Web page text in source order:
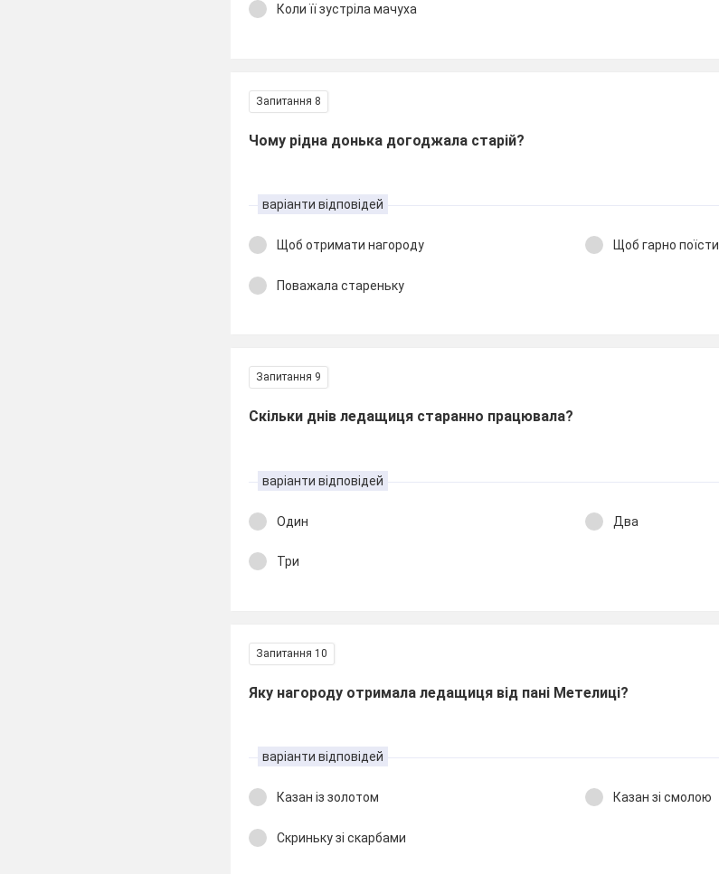
Коли її зустріла мачуха
Запитання 8
Чому рідна донька догоджала старій?
варіанти відповідей
Щоб отримати нагороду Щоб гарно поїсти
Поважала стареньку
Запитання 9
Скільки днів ледащиця старанно працювала?
варіанти відповідей
Один Два
Три
Запитання 10
Яку нагороду отримала ледащиця від пані Метелиці?
варіанти відповідей
Казан із золотом Казан зі смолою
Скриньку зі скарбами